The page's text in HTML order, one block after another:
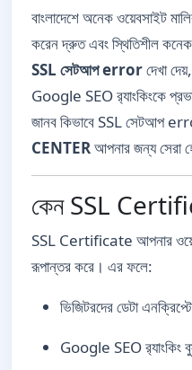
বাংলাদেশে অনেক ওয়েবসাইট
করেন দ্রুত এবং স্থিতিশীল
SSL সেটআপ errorদেখা
Google SEO র‌্যাংকিংকে
জানব কিভাবে SSL সেটআপ
CENTERআপনার জন্য সেরা
কেন SSL
SSL Certificate আপনার
রূপান্তর করে। এর ফলে:
ভিজিটরদের ডেটা
Google SEO র‌্যাংকিং